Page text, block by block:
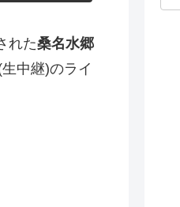
れた桑名水郷
中継)のライ